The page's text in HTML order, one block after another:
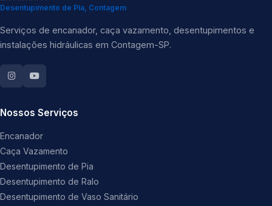
Desentupimento de Pia, Contagem
Serviços de encanador, caça vazamento, desentupimentos e
instalações hidráulicas em Contagem-SP.
Nossos Serviços
Encanador
Caça Vazamento
Desentupimento de Pia
Desentupimento de Ralo
Desentupimento de Vaso Sanitário